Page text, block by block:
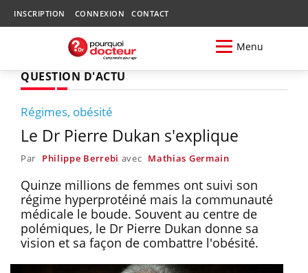
INSCRIPTION CONNEXION CONTACT
Menu
QUESTION D'ACTU
Régimes, obésité
Le Dr Pierre Dukan s'explique
Par Philippe Berrebi avec Mathias Germain
Quinze millions de femmes ont suivi son
régime hyperprotéiné mais la communauté
médicale le boude. Souvent au centre de
polémiques, le Dr Pierre Dukan donne sa
vision et sa façon de combattre l'obésité.